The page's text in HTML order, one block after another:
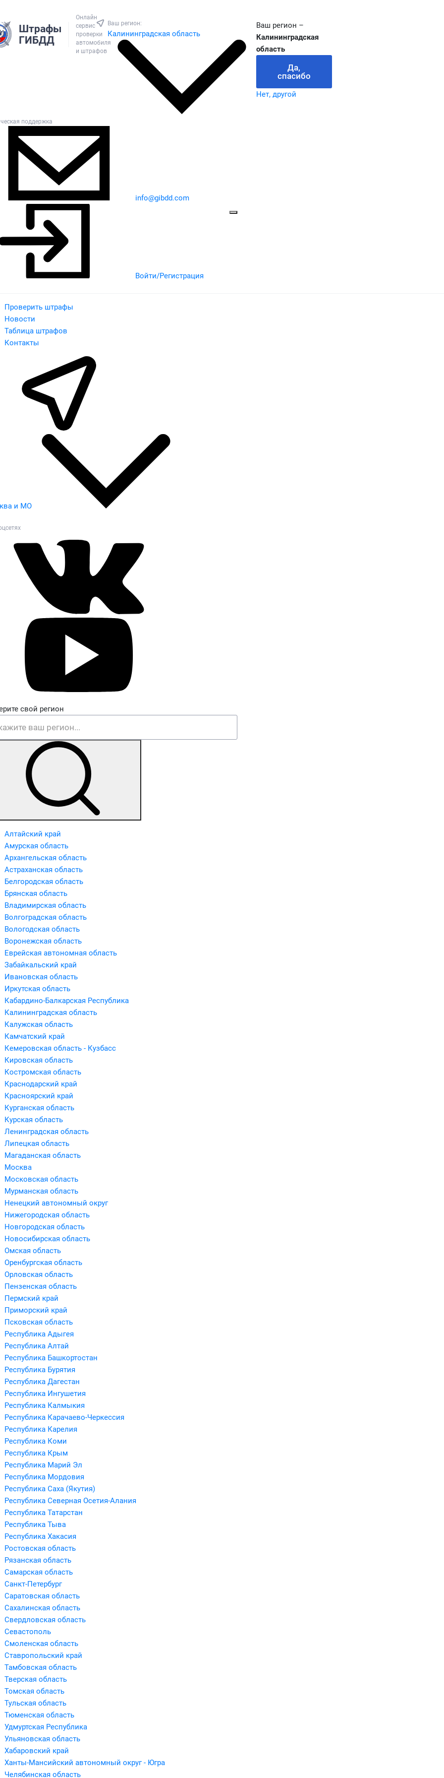
Штрафы
ГИБДД
Онлайн
сервис
проверки
автомобиля
и штрафов
Ваш регион:
Калининградская область
Ваш регион –
Калининградская
область
Да,
спасибо
Нет, другой
поддержка
info@gibdd.com
Войти/Регистрация
Проверить штрафы
Новости
Таблица штрафов
Контакты
и МО
свой регион
Алтайский край
Амурская область
Архангельская область
Астраханская область
Белгородская область
Брянская область
Владимирская область
Волгоградская область
Вологодская область
Воронежская область
Еврейская автономная область
Забайкальский край
Ивановская область
Иркутская область
Кабардино-Балкарская Республика
Калининградская область
Калужская область
Камчатский край
Кемеровская область - Кузбасс
Кировская область
Костромская область
Краснодарский край
Красноярский край
Курганская область
Курская область
Ленинградская область
Липецкая область
Магаданская область
Москва
Московская область
Мурманская область
Ненецкий автономный округ
Нижегородская область
Новгородская область
Новосибирская область
Омская область
Оренбургская область
Орловская область
Пензенская область
Пермский край
Приморский край
Псковская область
Республика Адыгея
Республика Алтай
Республика Башкортостан
Республика Бурятия
Республика Дагестан
Республика Ингушетия
Республика Калмыкия
Республика Карачаево-Черкессия
Республика Карелия
Республика Коми
Республика Крым
Республика Марий Эл
Республика Мордовия
Республика Саха (Якутия)
Республика Северная Осетия-Алания
Республика Татарстан
Республика Тыва
Республика Хакасия
Ростовская область
Рязанская область
Самарская область
Санкт-Петербург
Саратовская область
Сахалинская область
Свердловская область
Севастополь
Смоленская область
Ставропольский край
Тамбовская область
Тверская область
Томская область
Тульская область
Тюменская область
Удмуртская Республика
Ульяновская область
Хабаровский край
Ханты-Мансийский автономный округ - Югра
Челябинская область